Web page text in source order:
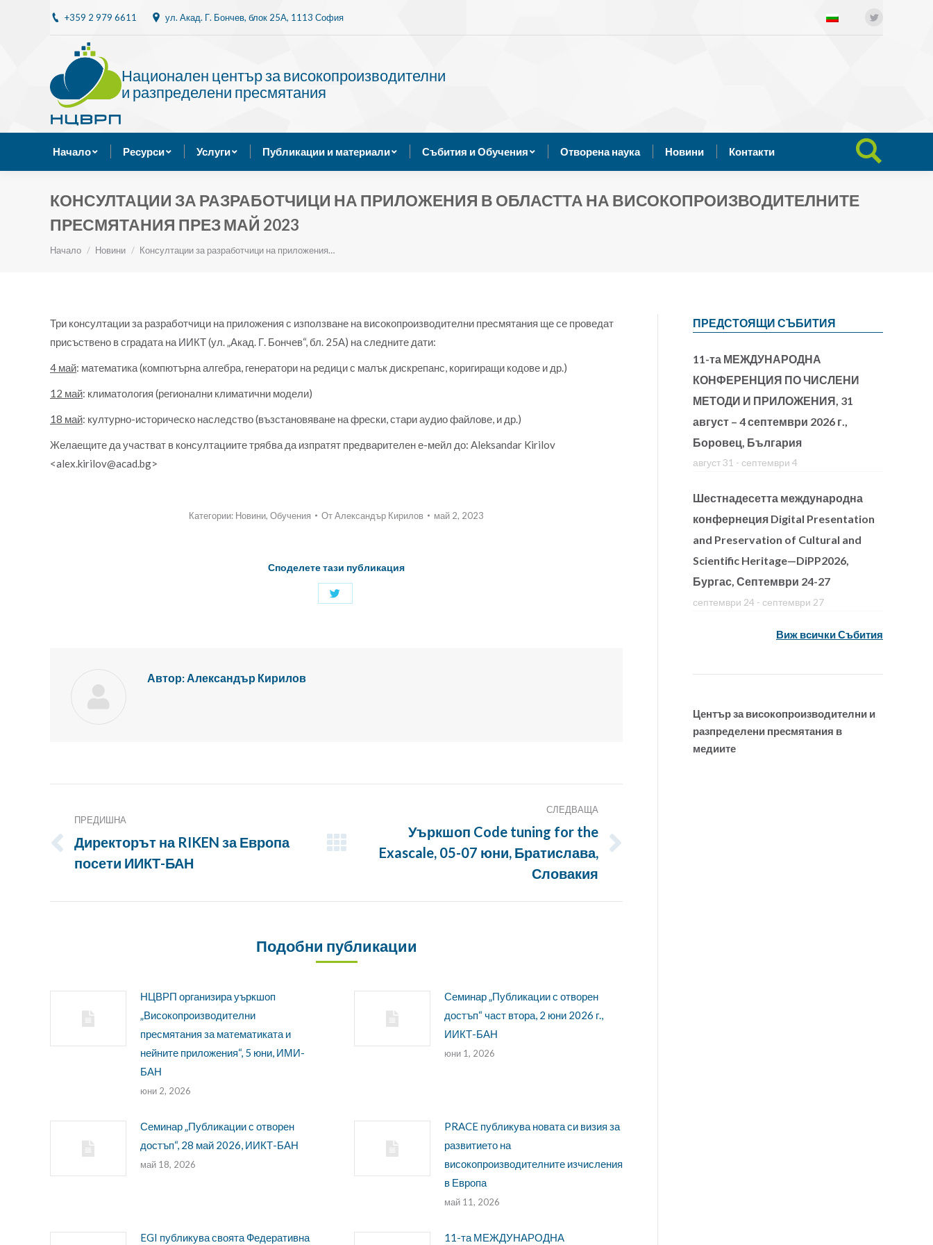
+359 2 979 6611 ул. Акад. Г. Бончев, блок 25A, 1113 София
Национален център за високопроизводителни
и разпределени пресмятания
Начало Ресурси Услуги Публикации и материали Събития и Обучения Отворена наука Новини Контакти Search:
КОНСУЛТАЦИИ ЗА РАЗРАБОТЧИЦИ НА ПРИЛОЖЕНИЯ В ОБЛАСТТА НА ВИСОКОПРОИЗВОДИТЕЛНИТЕ
ПРЕСМЯТАНИЯ ПРЕЗ МАЙ 2023
Ти си тук:
Начало Новини Консултации за разработчици на приложения…
Три консултации за разработчици на приложения с използване на високопроизводителни пресмятания ще се проведат
присъствено в сградата на ИИКТ (ул. „Акад. Г. Бончев“, бл. 25А) на следните дати:
4 май: математика (компютърна алгебра, генератори на редици с малък дискрепанс, коригиращи кодове и др.)
12 май: климатология (регионални климатични модели)
18 май: културно-историческо наследство (възстановяване на фрески, стари аудио файлове, и др.)
Желаещите да участват в консултациите трябва да изпратят предварителен е-мейл до: Aleksandar Kirilov
<alex.kirilov@acad.bg>
Категории: Новини, Обучения ОтАлександър Кирилов май 2, 2023
Споделете тази публикация
Автор: Александър Кирилов
Навигация
ПРЕДИШНА
Предишна
публикация:
Директорът на RIKEN за Европа
посети ИИКТ-БАН
СЛЕДВАЩА
Следващата
Уъркшоп Code tuning for the
Exascale, 05-07 юни, Братислава,
Словакия
Подобни публикации
НЦВРП организира уъркшоп
„Високопроизводителни
пресмятания за математиката и
нейните приложения“, 5 юни, ИМИ-
БАН
юни 2, 2026
Семинар „Публикации с отворен
достъп“ част втора, 2 юни 2026 г.,
ИИКТ-БАН
юни 1, 2026
Семинар „Публикации с отворен
достъп“, 28 май 2026, ИИКТ-БАН
май 18, 2026
PRACE публикува новата си визия за
развитието на
високопроизводителните изчисления
в Европа
май 11, 2026
EGI публикува своята Федеративна 11-та МЕЖДУНАРОДНА
ПРЕДСТОЯЩИ СЪБИТИЯ
11-та МЕЖДУНАРОДНА
КОНФЕРЕНЦИЯ ПО ЧИСЛЕНИ
МЕТОДИ И ПРИЛОЖЕНИЯ, 31
август – 4 септември 2026 г.,
Боровец, България
август 31 - септември 4
Шестнадесетта международна
конфернеция Digital Presentation
and Preservation of Cultural and
Scientific Heritage—DiPP2026,
Бургас, Септември 24-27
септември 24 - септември 27
Виж всички Събития
Център за високопроизводителни и
разпределени пресмятания в
медиите
Начало Ресурси Услуги
Search: